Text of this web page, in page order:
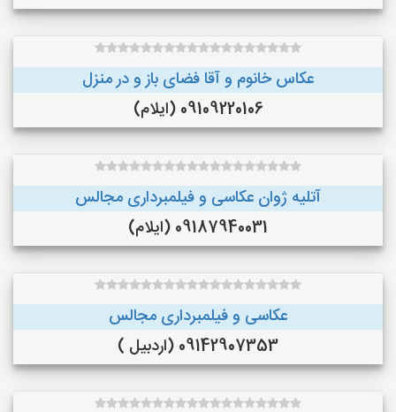
عکاس خانوم و آقا فضای باز و در منزل
09109220106 (ایلام)
آتلیه ژوان عکاسی و فیلمبرداری مجالس
09187940031 (ایلام)
عکاسی و فیلمبرداری مجالس
09142907353 (اردبیل )